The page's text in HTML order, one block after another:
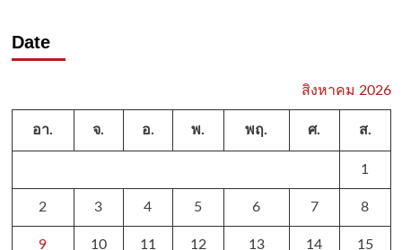
Date
สิงหาคม 2026
อา. จ. อ. พ. พฤ. ศ. ส.
1
2 3 4 5 6 7 8
9 10 11 12 13 14 15